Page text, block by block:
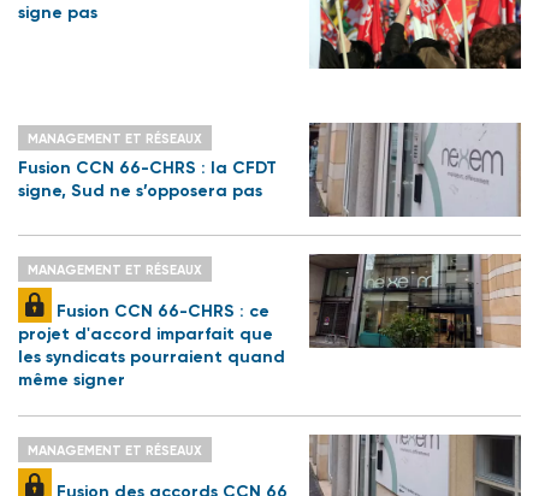
signe pas
MANAGEMENT ET RÉSEAUX
Fusion CCN 66-CHRS : la CFDT
signe, Sud ne s’opposera pas
MANAGEMENT ET RÉSEAUX
Fusion CCN 66-CHRS : ce
projet d'accord imparfait que
les syndicats pourraient quand
même signer
MANAGEMENT ET RÉSEAUX
Fusion des accords CCN 66